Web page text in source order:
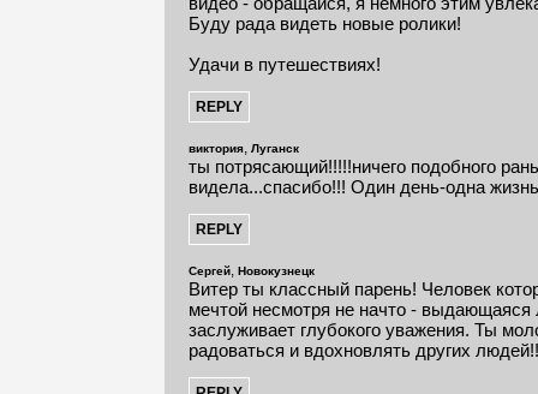
Буду рада видеть новые ролики!
Удачи в путешествиях!
виктория, Луганск
ты потрясающий!!!!!ничего подобного
видела...спасибо!!! Один день-одна
Сергей, Новокузнецк
Витер ты классный парень! Человек
мечтой несмотря не начто - выдающаяся
заслуживает глубокого уважения. Ты
радоваться и вдохновлять других